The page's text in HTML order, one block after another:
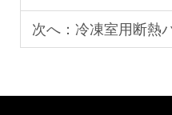
次へ： 冷凍室用断熱